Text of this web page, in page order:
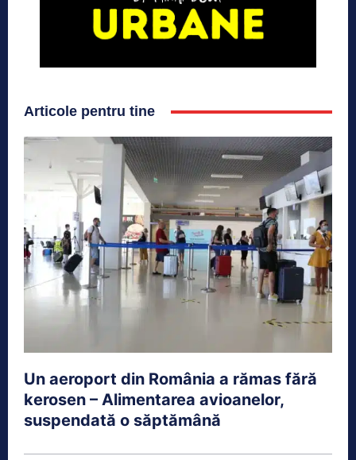
Articole pentru tine
Un aeroport din România a rămas fără
kerosen – Alimentarea avioanelor,
suspendată o săptămână